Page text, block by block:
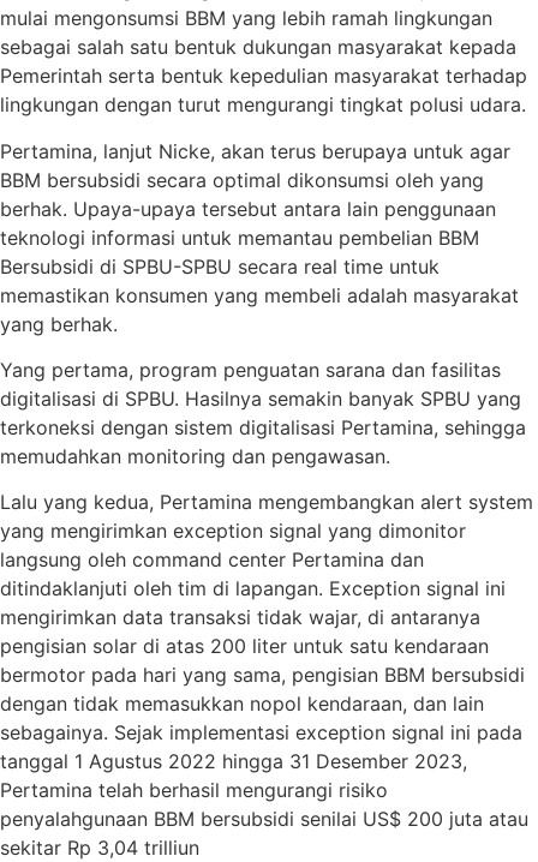
mulai mengonsumsi BBM yang lebih ramah lingkungan
sebagai salah satu bentuk dukungan masyarakat kepada
Pemerintah serta bentuk kepedulian masyarakat terhadap
lingkungan dengan turut mengurangi tingkat polusi udara.
Pertamina, lanjut Nicke, akan terus berupaya untuk agar
BBM bersubsidi secara optimal dikonsumsi oleh yang
berhak. Upaya-upaya tersebut antara lain penggunaan
teknologi informasi untuk memantau pembelian BBM
Bersubsidi di SPBU-SPBU secara real time untuk
memastikan konsumen yang membeli adalah masyarakat
yang berhak.
Yang pertama, program penguatan sarana dan fasilitas
digitalisasi di SPBU. Hasilnya semakin banyak SPBU yang
terkoneksi dengan sistem digitalisasi Pertamina, sehingga
memudahkan monitoring dan pengawasan.
Lalu yang kedua, Pertamina mengembangkan alert system
yang mengirimkan exception signal yang dimonitor
langsung oleh command center Pertamina dan
ditindaklanjuti oleh tim di lapangan. Exception signal ini
mengirimkan data transaksi tidak wajar, di antaranya
pengisian solar di atas 200 liter untuk satu kendaraan
bermotor pada hari yang sama, pengisian BBM bersubsidi
dengan tidak memasukkan nopol kendaraan, dan lain
sebagainya. Sejak implementasi exception signal ini pada
tanggal 1 Agustus 2022 hingga 31 Desember 2023,
Pertamina telah berhasil mengurangi risiko
penyalahgunaan BBM bersubsidi senilai US$ 200 juta atau
sekitar Rp 3,04 trilliun